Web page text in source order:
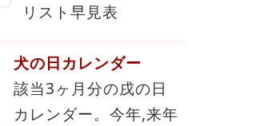
リスト早見表
犬の日カレンダー
該当3ヶ月分の戌の日
カレンダー。今年,来年